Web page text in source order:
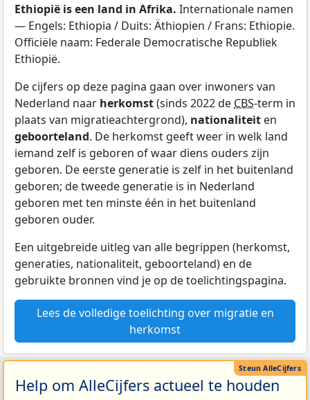
Ethiopië is een land in Afrika. Internationale namen
— Engels: Ethiopia / Duits: Äthiopien / Frans: Ethiopie.
Officiële naam: Federale Democratische Republiek
Ethiopië.
De cijfers op deze pagina gaan over inwoners van
Nederland naar herkomst(sinds 2022 de CBS-term in
plaats van migratieachtergrond), nationaliteit en
geboorteland. De herkomst geeft weer in welk land
iemand zelf is geboren of waar diens ouders zijn
geboren. De eerste generatie is zelf in het buitenland
geboren; de tweede generatie is in Nederland
geboren met ten minste één in het buitenland
geboren ouder.
Een uitgebreide uitleg van alle begrippen (herkomst,
generaties, nationaliteit, geboorteland) en de
gebruikte bronnen vind je op de toelichtingspagina.
Lees de volledige toelichting over migratie en
herkomst
Help om AlleCijfers actueel te houden